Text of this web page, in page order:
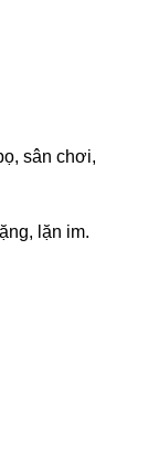
sân chơi,
lặn im.